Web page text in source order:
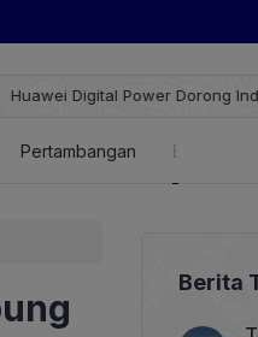
Menuju Revolusi Energi
Pertambangan Energi
Berita